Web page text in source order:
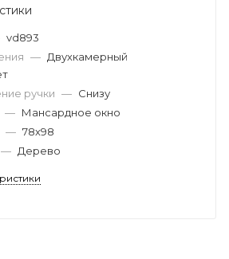
vd893
— Двухкамерный
ручки — Снизу
— Мансардное окно
— 78х98
— Дерево